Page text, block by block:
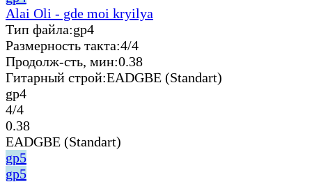
Alai Oli - gde moi kryilya
Тип файла:gp4
Размерность такта:4/4
Продолж-сть, мин:0.38
Гитарный строй:EADGBE (Standart)
gp4
4/4
0.38
EADGBE (Standart)
gp5
gp5